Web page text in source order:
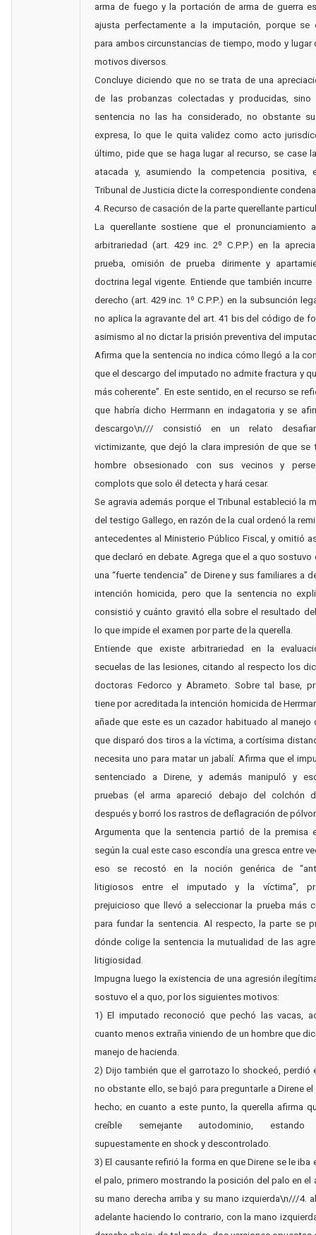
arma de fuego y la portación de arma de guerra
ajusta perfectamente a la imputación, porque se
para ambos circunstancias de tiempo, modo y lugar
motivos diversos.
Concluye diciendo que no se trata de una
de las probanzas colectadas y producidas,
sentencia no las ha considerado, no obstante
expresa, lo que le quita validez como acto
último, pide que se haga lugar al recurso, se case
atacada y, asumiendo la competencia positiva,
Tribunal de Justicia dicte la correspondiente
4. Recurso de casación de la parte querellante
La querellante sostiene que el pronunciamiento
arbitrariedad (art. 429 inc. 2º C.P.P.) en la
prueba, omisión de prueba dirimente y
doctrina legal vigente. Entiende que también incurre
derecho (art. 429 inc. 1º C.P.P.) en la subsunción
no aplica la agravante del art. 41 bis del código de
asimismo al no dictar la prisión preventiva del
Afirma que la sentencia no indica cómo llegó a la
que el descargo del imputado no admite fractura y
más coherente”. En este sentido, en el recurso se
que habría dicho Herrmann en indagatoria y se
descargo\n/// consistió en un relato
victimizante, que dejó la clara impresión de que se
hombre obsesionado con sus vecinos y
complots que solo él detecta y hará cesar.
Se agravia además porque el Tribunal estableció la
del testigo Gallego, en razón de la cual ordenó la
antecedentes al Ministerio Público Fiscal, y omitió
que declaró en debate. Agrega que el a quo sostuvo
una “fuerte tendencia” de Direne y sus familiares a
intención homicida, pero que la sentencia no
consistió y cuánto gravitó ella sobre el resultado
lo que impide el examen por parte de la querella.
Entiende que existe arbitrariedad en la
secuelas de las lesiones, citando al respecto los
doctoras Fedorco y Abrameto. Sobre tal base,
tiene por acreditada la intención homicida de
añade que este es un cazador habituado al manejo
que disparó dos tiros a la víctima, a cortísima
necesita uno para matar un jabalí. Afirma que el
sentenciado a Direne, y además manipuló y
pruebas (el arma apareció debajo del colchón
después y borró los rastros de deflagración de
Argumenta que la sentencia partió de la premisa
según la cual este caso escondía una gresca entre
eso se recostó en la noción genérica de
litigiosos entre el imputado y la víctima”,
prejuicioso que llevó a seleccionar la prueba más
para fundar la sentencia. Al respecto, la parte se
dónde colige la sentencia la mutualidad de las
litigiosidad.
Impugna luego la existencia de una agresión
sostuvo el a quo, por los siguientes motivos:
1) El imputado reconoció que pechó las vacas,
cuanto menos extraña viniendo de un hombre que
manejo de hacienda.
2) Dijo también que el garrotazo lo shockeó, perdió
no obstante ello, se bajó para preguntarle a Direne
hecho; en cuanto a este punto, la querella afirma
creíble semejante autodominio, estando
supuestamente en shock y descontrolado.
3) El causante refirió la forma en que Direne se le iba
el palo, primero mostrando la posición del palo en el
su mano derecha arriba y su mano izquierda\n///4.
adelante haciendo lo contrario, con la mano